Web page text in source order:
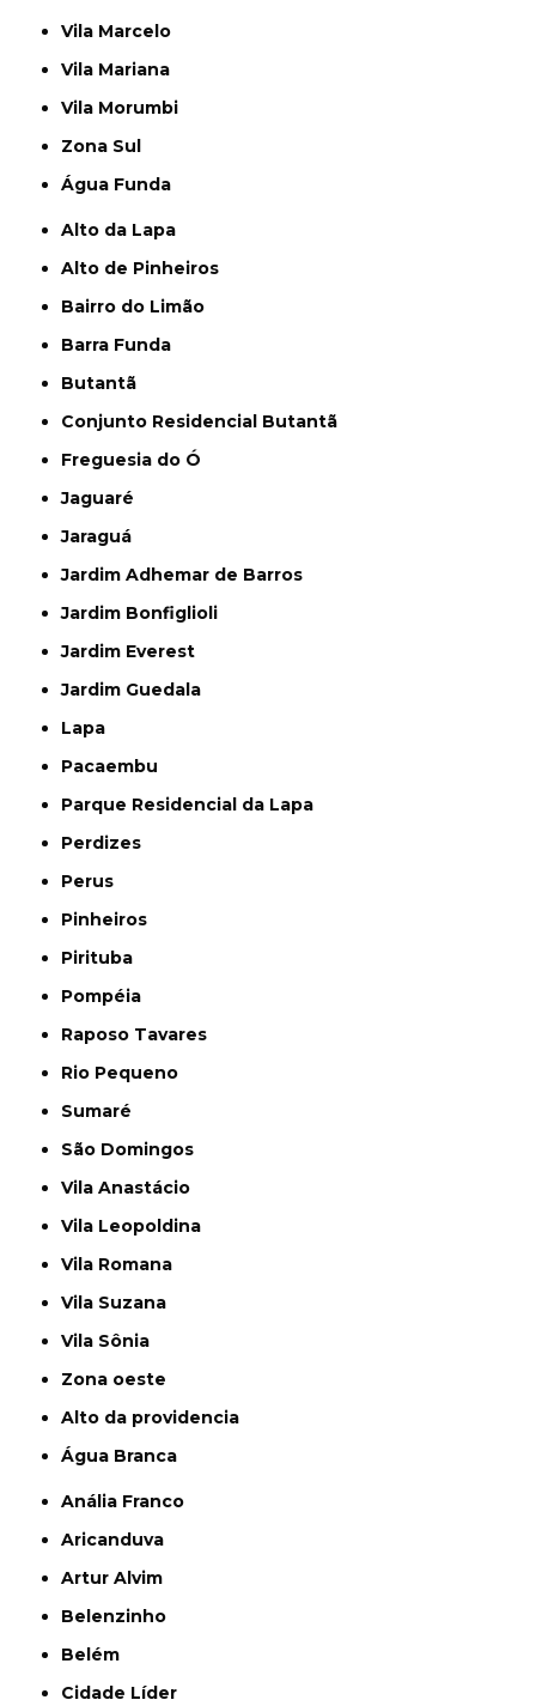
Vila Marcelo
Vila Mariana
Vila Morumbi
Zona Sul
Água Funda
Alto da Lapa
Alto de Pinheiros
Bairro do Limão
Barra Funda
Butantã
Conjunto Residencial Butantã
Freguesia do Ó
Jaguaré
Jaraguá
Jardim Adhemar de Barros
Jardim Bonfiglioli
Jardim Everest
Jardim Guedala
Lapa
Pacaembu
Parque Residencial da Lapa
Perdizes
Perus
Pinheiros
Pirituba
Pompéia
Raposo Tavares
Rio Pequeno
Sumaré
São Domingos
Vila Anastácio
Vila Leopoldina
Vila Romana
Vila Suzana
Vila Sônia
Zona oeste
alto da providencia
Água Branca
Anália Franco
Aricanduva
Artur Alvim
Belenzinho
Belém
Cidade Líder